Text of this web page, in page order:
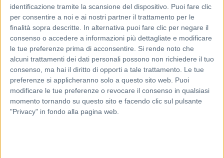
identificazione tramite la scansione del dispositivo. Puoi fare clic
per consentire a noi e ai nostri partner il trattamento per le
finalità sopra descritte. In alternativa puoi fare clic per negare il
consenso o accedere a informazioni più dettagliate e modificare
le tue preferenze prima di acconsentire.
Si rende noto che
alcuni trattamenti dei dati personali possono non richiedere il tuo
consenso, ma hai il diritto di opporti a tale trattamento. Le tue
preferenze si applicheranno solo a questo sito web. Puoi
modificare le tue preferenze o revocare il consenso in qualsiasi
momento tornando su questo sito e facendo clic sul pulsante
"Privacy" in fondo alla pagina web.